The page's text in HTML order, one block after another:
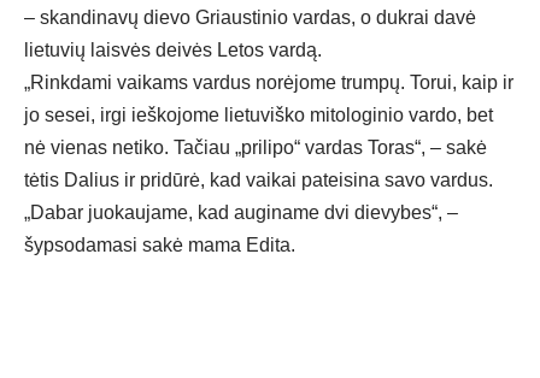
– skandinavų dievo Griaustinio vardas, o dukrai davė
lietuvių laisvės deivės Letos vardą.
„Rinkdami vaikams vardus norėjome trumpų. Torui, kaip ir
jo sesei, irgi ieškojome lietuviško mitologinio vardo, bet
nė vienas netiko. Tačiau „prilipo“ vardas Toras“, – sakė
tėtis Dalius ir pridūrė, kad vaikai pateisina savo vardus.
„Dabar juokaujame, kad auginame dvi dievybes“, –
šypsodamasi sakė mama Edita.